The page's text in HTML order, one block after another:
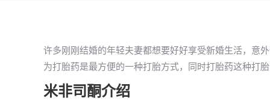
许多刚刚结婚的年轻夫妻都想要好好享受新婚生活，意
为打胎药是最方便的一种打胎方式，同时打胎药这种打
米非司酮介绍